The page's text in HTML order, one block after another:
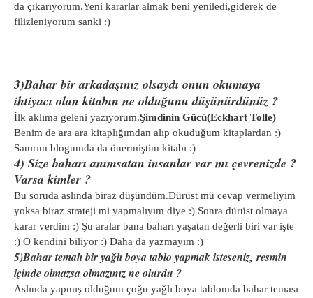
da çıkarıyorum.Yeni kararlar almak beni yeniledi,giderek de
filizleniyorum sanki :)
3)Bahar bir arkadaşınız olsaydı onun okumaya
ihtiyacı olan kitabın ne olduğunu düşünürdünüz ?
İlk aklıma geleni yazıyorum.Şimdinin Gücü(Eckhart Tolle)
Benim de ara ara kitaplığımdan alıp okuduğum kitaplardan :)
Sanırım blogumda da önermiştim kitabı :)
4) Size baharı anımsatan insanlar var mı çevrenizde ?
Varsa kimler ?
Bu soruda aslında biraz düşündüm.Dürüst mü cevap vermeliyim
yoksa biraz strateji mi yapmalıyım diye :) Sonra dürüst olmaya
karar verdim :) Şu aralar bana baharı yaşatan değerli biri var işte
:) O kendini biliyor :) Daha da yazmayım :)
5)Bahar temalı bir yağlı boya tablo yapmak isteseniz, resmin
içinde olmazsa olmazınız ne olurdu ?
Aslında yapmış olduğum çoğu yağlı boya tablomda bahar teması